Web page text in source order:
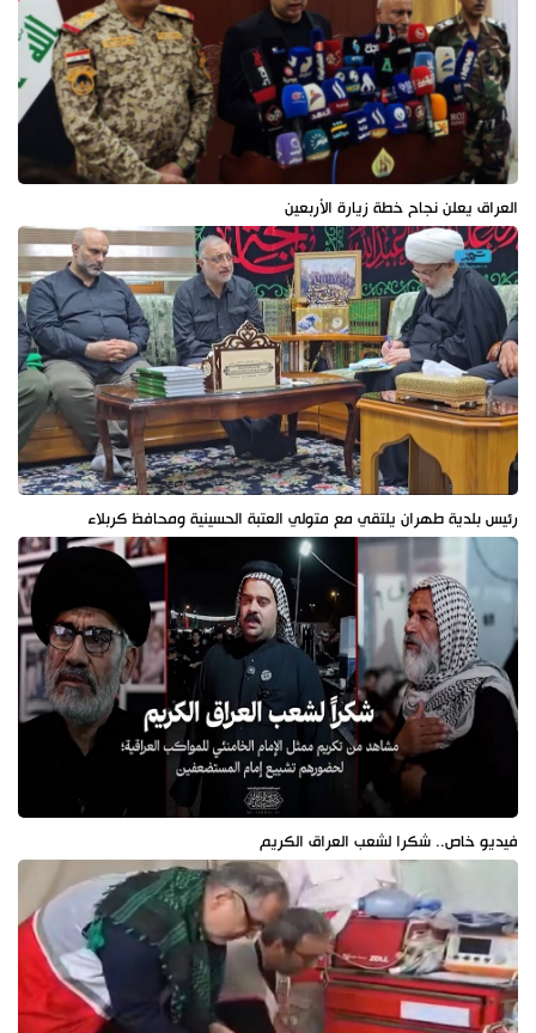
العراق يعلن نجاح خطة زيارة الأربعين
رئيس بلدية طهران يلتقي مع متولي العتبة الحسينية ومحافظ كربلاء
فيديو خاص.. شكرا لشعب العراق الكريم